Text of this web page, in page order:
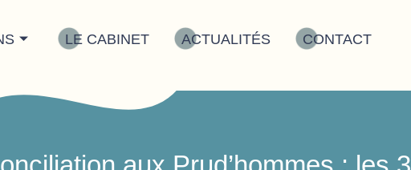
LE CABINET ACTUALITÉS CONTACT